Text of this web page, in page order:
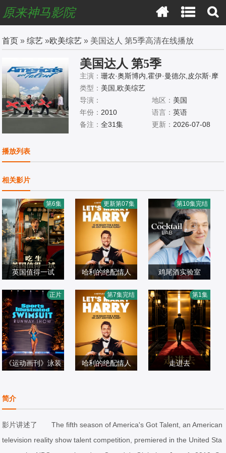
原来神马影院
首页 »综艺 »欧美综艺 » 美国达人 第5季高清在线播放
美国达人 第5季
主演：珊农·奥斯博内,霍伊·曼德尔,皮尔斯·摩
根
类型： 美国,欧美综艺
导演：
地区： 美国
年份： 2010 语言： 英语
备注：全31集 更新： 2026-07-08
播放列表
相关影片
英国值得一试
欧美综艺
2026/英国
第6集
哈利的绝配情人
dra·Cooper
欧美综艺
2026/美国
更新第07集
鸡尾酒实验室
欧美综艺
2026/美国
第10集完结
《运动画刊》泳装
森欧美综艺
2026/美国
正片
哈利的绝配情人
2026/美国
第7集完结
走进去
2026/美国
第1集
简介
影片讲述了 The fifth season of America's Got Talent, an American
television reality show talent competition, premiered in the United Sta